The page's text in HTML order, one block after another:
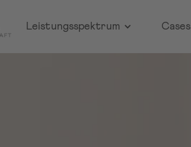
Leistungsspektrum Cases